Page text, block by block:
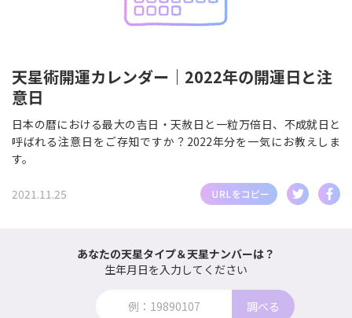
天星術開運カレンダー｜2022年の開運日と注
意日
日本の暦における最大の吉日・天赦日と一粒万倍日、不成就日と
呼ばれる注意日をご存知ですか？2022年分を一気にお教えしま
す。
2021.11.25
あなたの天星タイプ＆天星ナンバーは？
生年月日を入力してください
調べる